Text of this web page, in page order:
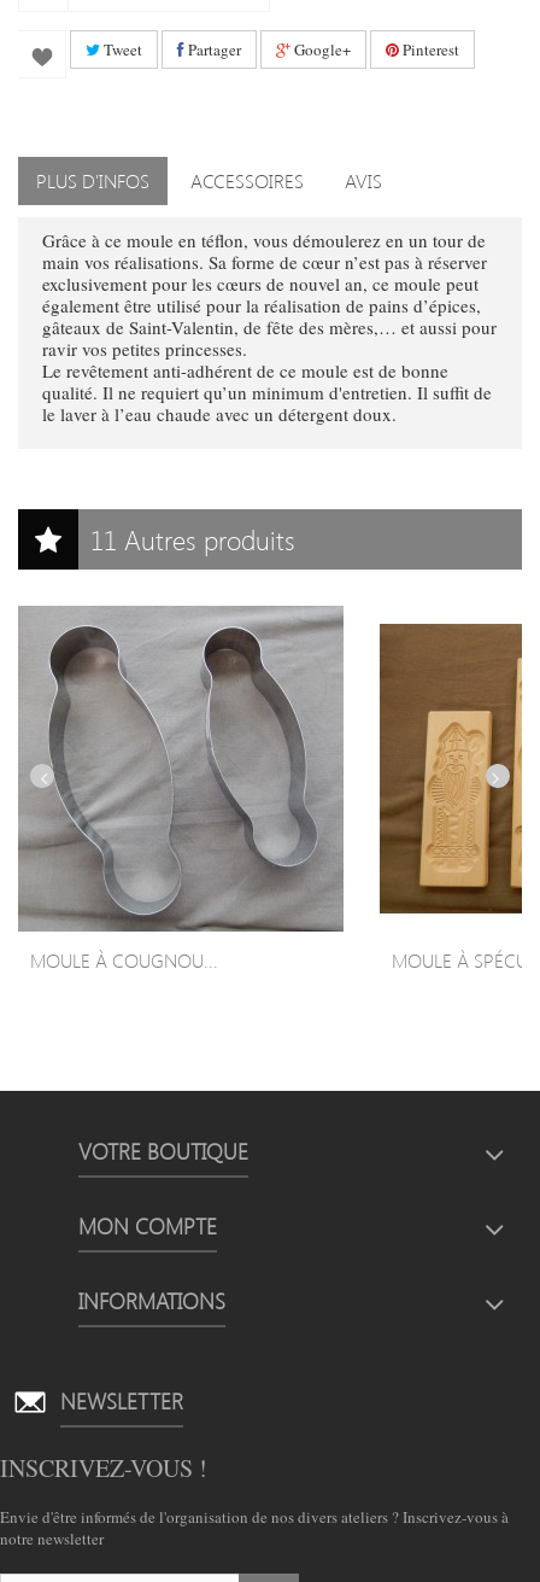
Tweet Partager Google+ Pinterest
PLUS D'INFOS ACCESSOIRES AVIS
Grâce à ce moule en téflon, vous démoulerez en un tour de
main vos réalisations. Sa forme de cœur n’est pas à réserver
exclusivement pour les cœurs de nouvel an, ce moule peut
également être utilisé pour la réalisation de pains d’épices,
gâteaux de Saint-Valentin, de fête des mères,… et aussi pour
ravir vos petites princesses.
Le revêtement anti-adhérent de ce moule est de bonne
qualité. Il ne requiert qu’un minimum d'entretien. Il suffit de
le laver à l’eau chaude avec un détergent doux.
11 Autres produits
MOULE À COUGNOU... MOULE À
VOTRE BOUTIQUE
MON COMPTE
INFORMATIONS
NEWSLETTER
INSCRIVEZ-VOUS !
Envie d'être informés de l'organisation de nos divers ateliers ? Inscrivez-vous à
notre newsletter